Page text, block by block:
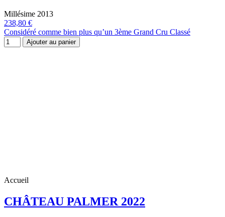
Millésime 2013
238,80 €
Considéré comme bien plus qu’un 3ème Grand Cru Classé
Ajouter au panier
Accueil
CHÂTEAU PALMER 2022